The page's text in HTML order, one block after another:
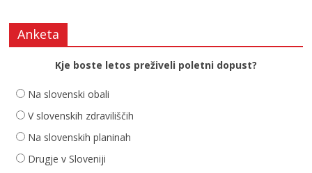
Anketa
Kje boste letos preživeli poletni dopust?
Na slovenski obali
V slovenskih zdraviliščih
Na slovenskih planinah
Drugje v Sloveniji